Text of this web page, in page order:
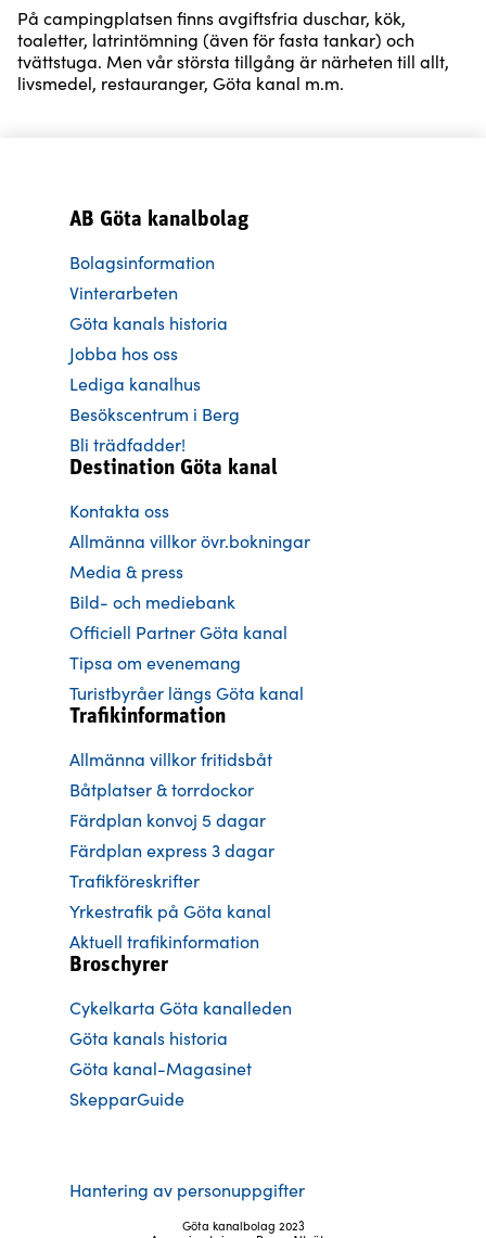
På campingplatsen finns avgiftsfria duschar, kök,
toaletter, latrintömning (även för fasta tankar) och
tvättstuga. Men vår största tillgång är närheten till allt,
livsmedel, restauranger, Göta kanal m.m.
AB Göta kanalbolag
Bolagsinformation
Vinterarbeten
Göta kanals historia
Jobba hos oss
Lediga kanalhus
Besökscentrum i Berg
Bli trädfadder!
Destination Göta kanal
Kontakta oss
Allmänna villkor övr.bokningar
Media & press
Bild- och mediebank
Officiell Partner Göta kanal
Tipsa om evenemang
Turistbyråer längs Göta kanal
Trafikinformation
Allmänna villkor fritidsbåt
Båtplatser & torrdockor
Färdplan konvoj 5 dagar
Färdplan express 3 dagar
Trafikföreskrifter
Yrkestrafik på Göta kanal
Aktuell trafikinformation
Broschyrer
Cykelkarta Göta kanalleden
Göta kanals historia
Göta kanal-Magasinet
SkepparGuide
Hantering av personuppgifter
Göta kanalbolag 2023